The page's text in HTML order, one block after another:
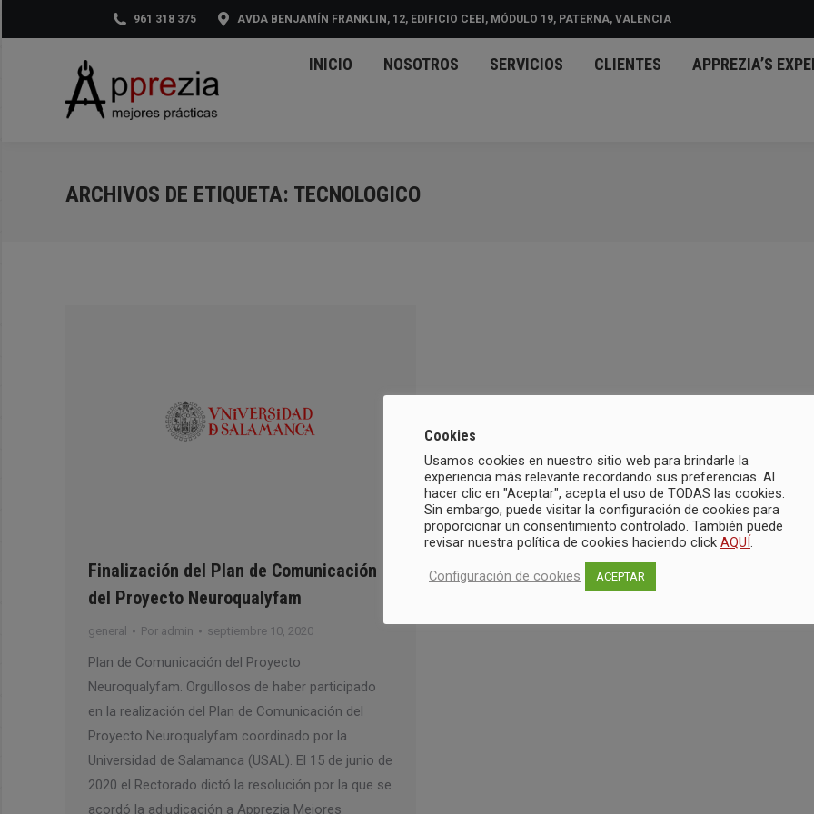
961 318 375 AVDA BENJAMÍN FRANKLIN, 12, EDIFICIO CEEI, MÓDULO 19, PATERNA, VALENCIA
INICIO NOSOTROS SERVICIOS CLIENTES APPREZIA’S
ARCHIVOS DE ETIQUETA: TECNOLOGICO
Finalización del Plan de Comunicación
del Proyecto Neuroqualyfam
general Por admin septiembre 10, 2020
Plan de Comunicación del Proyecto
Neuroqualyfam. Orgullosos de haber participado
en la realización del Plan de Comunicación del
Proyecto Neuroqualyfam coordinado por la
Universidad de Salamanca (USAL). El 15 de junio de
2020 el Rectorado dictó la resolución por la que se
acordó la adjudicación a Apprezia Mejores
Cookies
Usamos cookies en nuestro sitio web para brindarle la
experiencia más relevante recordando sus preferencias. Al
hacer clic en "Aceptar", acepta el uso de TODAS las cookies.
Sin embargo, puede visitar la configuración de cookies para
proporcionar un consentimiento controlado. También puede
revisar nuestra política de cookies haciendo click AQUÍ
Configuración de cookies ACEPTAR
INICIO NOSOTROS SERVICIOS CLIENTES